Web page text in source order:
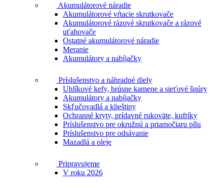
Akumulátorové náradie
Akumulátorové vŕtacie skrutkovače
Akumulátorové rázové skrutkovače a rázové
uťahovače
Ostatné akumulátorové náradie
Meranie
Akumulátory a nabíjačky
Príslušenstvo a náhradné diely
Uhlíkové kefy, brúsne kamene a sieťové šnúry
Akumulátory a nabíjačky
Skľučovadlá a klieštiny
Ochranné kryty, prídavné rukoväte, kufríky
Príslušenstvo pre okružnú a priamočiaru pílu
Príslušenstvo pre odsávanie
Mazadlá a oleje
Pripravujeme
V roku 2026